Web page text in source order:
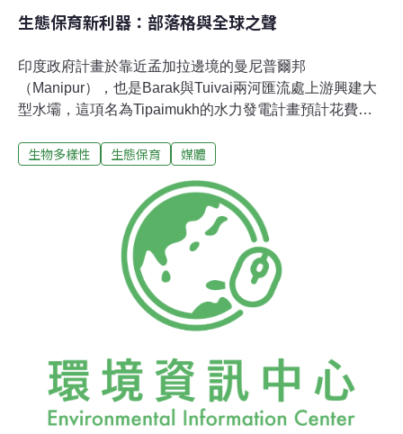
生態保育新利器：部落格與全球之聲
印度政府計畫於靠近孟加拉邊境的曼尼普爾邦
（Manipur），也是Barak與Tuivai兩河匯流處上游興建大
型水壩，這項名為Tipaimukh的水力發電計畫預計花費
量。水力發電雖被吹捧為再生能源之一，然而興建水壩造
一直以來飽受批評。這次印度的大型水力發電計畫，不僅
受到當地原住民的抗議，水壩興建處下游孟加拉境內的居
民，也反對這項即將摧毀他們賴以維生的河岸三角洲的計
畫。他們群起抗爭，並且透過各種途徑試圖讓水壩興建計
畫中斷。全球之聲 在地議題跨國討論在這些抗爭行動中，
公民團體發揮了各種動員力量，透過結盟、連署，並且利
用網路媒體，將這項未能審慎評估的決策傳遞出去，試圖
Voice）於2009年5月7日、5月23日報導了這個行動的訊
息，在
生物多樣性 生態保育 媒體